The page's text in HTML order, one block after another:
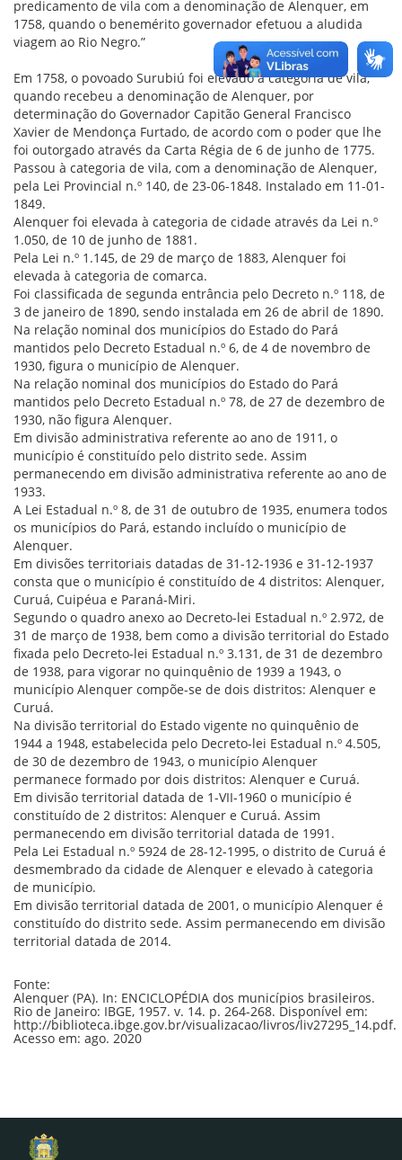
predicamento de vila com a denominação de Alenquer, em
1758, quando o benemérito governador efetuou a aludida
viagem ao Rio Negro.”
Em 1758, o povoado Surubiú foi elevado à categoria de vila,
quando recebeu a denominação de Alenquer, por
determinação do Governador Capitão General Francisco
Xavier de Mendonça Furtado, de acordo com o poder que lhe
foi outorgado através da Carta Régia de 6 de junho de 1775.
Passou à categoria de vila, com a denominação de Alenquer,
pela Lei Provincial n.º 140, de 23-06-1848. Instalado em 11-01-
1849.
Alenquer foi elevada à categoria de cidade através da Lei n.º
1.050, de 10 de junho de 1881.
Pela Lei n.º 1.145, de 29 de março de 1883, Alenquer foi
elevada à categoria de comarca.
Foi classificada de segunda entrância pelo Decreto n.º 118, de
3 de janeiro de 1890, sendo instalada em 26 de abril de 1890.
Na relação nominal dos municípios do Estado do Pará
mantidos pelo Decreto Estadual n.º 6, de 4 de novembro de
1930, figura o município de Alenquer.
Na relação nominal dos municípios do Estado do Pará
mantidos pelo Decreto Estadual n.º 78, de 27 de dezembro de
1930, não figura Alenquer.
Em divisão administrativa referente ao ano de 1911, o
município é constituído pelo distrito sede. Assim
permanecendo em divisão administrativa referente ao ano de
1933.
A Lei Estadual n.º 8, de 31 de outubro de 1935, enumera todos
os municípios do Pará, estando incluído o município de
Alenquer.
Em divisões territoriais datadas de 31-12-1936 e 31-12-1937
consta que o município é constituído de 4 distritos: Alenquer,
Curuá, Cuipéua e Paraná-Miri.
Segundo o quadro anexo ao Decreto-lei Estadual n.º 2.972, de
31 de março de 1938, bem como a divisão territorial do Estado
fixada pelo Decreto-lei Estadual n.º 3.131, de 31 de dezembro
de 1938, para vigorar no quinquênio de 1939 a 1943, o
município Alenquer compõe-se de dois distritos: Alenquer e
Curuá.
Na divisão territorial do Estado vigente no quinquênio de
1944 a 1948, estabelecida pelo Decreto-lei Estadual n.º 4.505,
de 30 de dezembro de 1943, o município Alenquer
permanece formado por dois distritos: Alenquer e Curuá.
Em divisão territorial datada de 1-VII-1960 o município é
constituído de 2 distritos: Alenquer e Curuá. Assim
permanecendo em divisão territorial datada de 1991.
Pela Lei Estadual n.º 5924 de 28-12-1995, o distrito de Curuá é
desmembrado da cidade de Alenquer e elevado à categoria
de município.
Em divisão territorial datada de 2001, o município Alenquer é
constituído do distrito sede. Assim permanecendo em divisão
territorial datada de 2014.
Fonte:
Alenquer (PA). In: ENCICLOPÉDIA dos municípios brasileiros.
Rio de Janeiro: IBGE, 1957. v. 14. p. 264-268. Disponível em:
http://biblioteca.ibge.gov.br/visualizacao/livros/liv27295_14.pdf.
Acesso em: ago. 2020